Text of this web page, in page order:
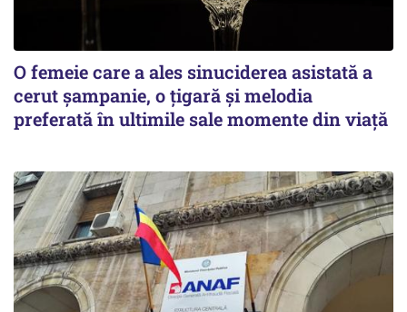
O femeie care a ales sinuciderea asistată a
cerut șampanie, o țigară și melodia
preferată în ultimile sale momente din viață